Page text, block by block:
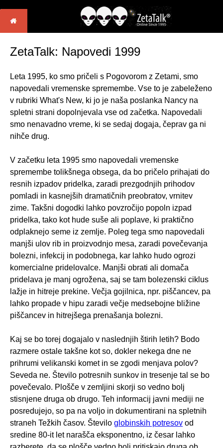
ZetaTalk: Napovedi 1999
Leta 1995, ko smo pričeli s Pogovorom z Zetami, smo
napovedali vremenske spremembe. Vse to je zabeleženo
v rubriki What's New, ki jo je naša poslanka Nancy na
spletni strani dopolnjevala vse od začetka. Napovedali
smo nenavadno vreme, ki se sedaj dogaja, čeprav ga ni
nihče drug.
V začetku leta 1995 smo napovedali vremenske
spremembe tolikšnega obsega, da bo pričelo prihajati do
resnih izpadov pridelka, zaradi prezgodnjih prihodov
pomladi in kasnejših dramatičnih preobratov, vrnitev
zime. Takšni dogodki lahko povzročijo popoln izpad
pridelka, tako kot hude suše ali poplave, ki praktično
odplaknejo seme iz zemlje. Poleg tega smo napovedali
manjši ulov rib in proizvodnjo mesa, zaradi povečevanja
bolezni, infekcij in podobnega, kar lahko hudo ogrozi
komercialne pridelovalce. Manjši obrati ali domača
pridelava je manj ogrožena, saj se tam bolezenski ciklus
lažje in hitreje prekine. Večja gojilnica, npr. piščancev, pa
lahko propade v hipu zaradi večje medsebojne bližine
piščancev in hitrejšega prenašanja bolezni.
Kaj se bo torej dogajalo v naslednjih štirih letih? Bodo
razmere ostale takšne kot so, dokler nekega dne ne
prihrumi velikanski komet in se zgodi menjava polov?
Seveda ne. Število potresnih sunkov in tresenje tal se bo
povečevalo. Plošče v zemljini skorji so vedno bolj
stisnjene druga ob drugo. Teh informacij javni mediji ne
posredujejo, so pa na voljo in dokumentirani na spletnih
straneh Težkih časov. Število globinskih potresov od
sredine 80-it let narašča eksponentno, iz česar lahko